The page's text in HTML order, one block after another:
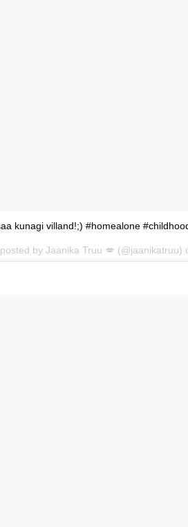
kunagi villand!;) #homealone
by Jaanika Truu 💋 (@jaanikatruu)